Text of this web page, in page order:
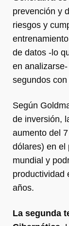
prevención y
riesgos y
de datos -lo
en
segundos
Según
de inversión,
aumento del
dólares) en el
mundial y
productividad
años.
La segunda